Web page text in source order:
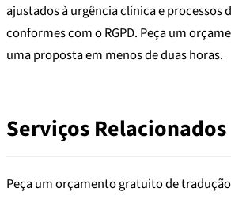
ajustados à urgência clínica e processos
conformes com o RGPD. Peça um
uma proposta em menos de duas horas.
Serviços Relacionados
Peça um orçamento gratuito de